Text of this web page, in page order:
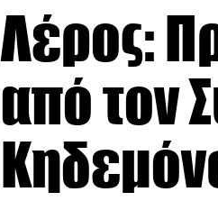
Λέρος:
από τον